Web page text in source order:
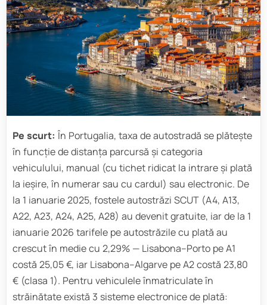
Pe scurt: În Portugalia, taxa de autostradă se plătește
în funcție de distanța parcursă și categoria
vehiculului, manual (cu tichet ridicat la intrare și plată
la ieșire, în numerar sau cu cardul) sau electronic. De
la 1 ianuarie 2025, fostele autostrăzi SCUT (A4, A13,
A22, A23, A24, A25, A28) au devenit gratuite, iar de la 1
ianuarie 2026 tarifele pe autostrăzile cu plată au
crescut în medie cu 2,29% — Lisabona–Porto pe A1
costă 25,05 €, iar Lisabona–Algarve pe A2 costă 23,80
€ (clasa 1). Pentru vehiculele înmatriculate în
străinătate există 3 sisteme electronice de plată: